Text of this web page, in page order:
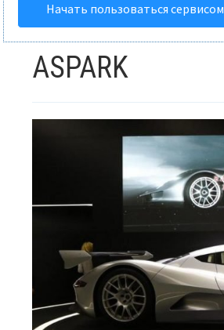
Начать пользоваться сервисом
ASPARK